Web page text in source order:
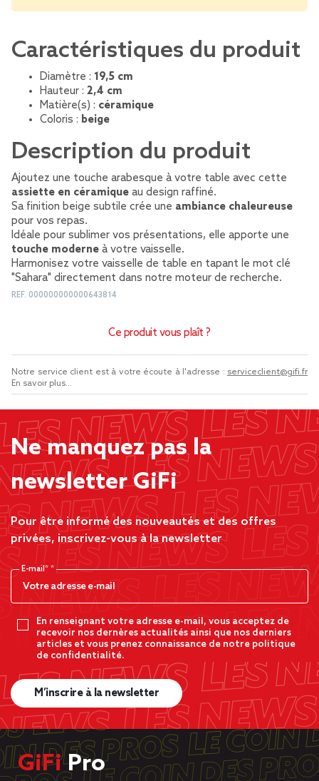
Caractéristiques du produit
Diamètre : 19,5 cm
Hauteur : 2,4 cm
Matière(s) : céramique
Coloris : beige
Description du produit
Ajoutez une touche arabesque à votre table avec cette
assiette en céramique au design raffiné.
Sa finition beige subtile crée une ambiance chaleureuse
pour vos repas.
Idéale pour sublimer vos présentations, elle apporte une
touche moderne à votre vaisselle.
Harmonisez votre vaisselle de table en tapant le mot clé
"Sahara" directement dans notre moteur de recherche.
REF. 000000000000643814
Ce produit vous plaît ?
Notre service client est à votre écoute à l'adresse : serviceclient@gifi.fr
En savoir plus...
Ne manquez pas la
newsletter GiFi
Pour être informé des nouveautés et des offres
privées, inscrivez-vous à la newsletter
E-mail*
En renseignant votre adresse e-mail, vous acceptez de
recevoir nos dernères actualités ainsi que nos derniers
articles et vous prenez connaissance de notre politique
de confidentialité.
M’inscrire à la newsletter
GiFiPro